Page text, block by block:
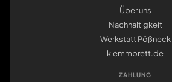
Über uns
Nachhaltigkeit
Werkstatt Pößneck
klemmbrett.de
ZAHLUNG